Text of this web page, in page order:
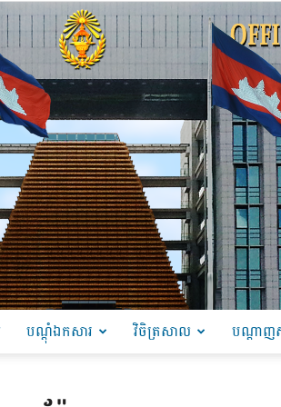
បណ្ដុំឯកសារ វិចិត្រសាល បណ្តាញ